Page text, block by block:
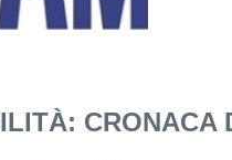
CRONACA